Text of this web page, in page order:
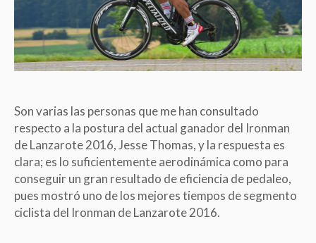
Son varias las personas que me han consultado
respecto a la postura del actual ganador del Ironman
de Lanzarote 2016, Jesse Thomas, y la respuesta es
clara; es lo suficientemente aerodinámica como para
conseguir un gran resultado de eficiencia de pedaleo,
pues mostró uno de los mejores tiempos de segmento
ciclista del Ironman de Lanzarote 2016.